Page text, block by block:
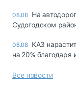
08.08 На
Судогодском
08.08 КАЗ
на 20%
Все новости